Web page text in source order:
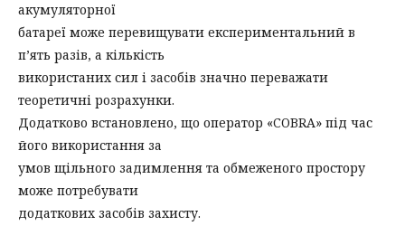
акумуляторної
батареї може перевищувати експериментальний в
п’ять разів, а кількість
використаних сил і засобів значно переважати
теоретичні розрахунки.
Додатково встановлено, що оператор «COBRA» під час
його використання за
умов щільного задимлення та обмеженого простору
може потребувати
додаткових засобів захисту.